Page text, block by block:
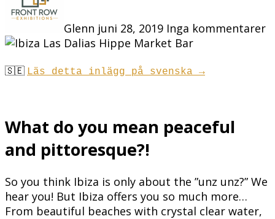
Glenn juni 28, 2019 Inga kommentarer
🇸🇪 Läs detta inlägg på svenska →
What do you mean peaceful
and pittoresque?!
So you think Ibiza is only about the ”unz unz?” We
hear you! But Ibiza offers you so much more…
From beautiful beaches with crystal clear water,